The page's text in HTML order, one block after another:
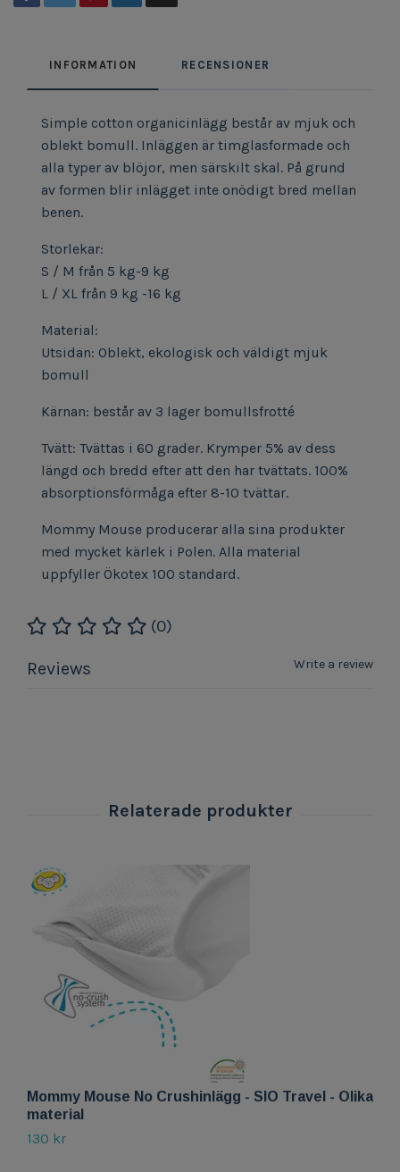
INFORMATION RECENSIONER
Simple cotton organicinlägg består av mjuk och
oblekt bomull. Inläggen är timglasformade och
alla typer av blöjor, men särskilt skal. På grund
av formen blir inlägget inte onödigt bred mellan
benen.
Storlekar:
S / M från 5 kg-9 kg
L / XL från 9 kg -16 kg
Material:
Utsidan: Oblekt, ekologisk och väldigt mjuk
bomull
Kärnan: består av 3 lager bomullsfrotté
Tvätt: Tvättas i 60 grader. Krymper 5% av dess
längd och bredd efter att den har tvättats. 100%
absorptionsförmåga efter 8-10 tvättar.
Mommy Mouse producerar alla sina produkter
med mycket kärlek i Polen. Alla material
uppfyller Ökotex 100 standard.
(0)
Reviews Write a review
Mommy Mouse No Crushinlägg - SIO Travel - Olika
material
130 kr